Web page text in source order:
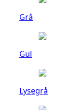
Grå
Gul
Lysegrå